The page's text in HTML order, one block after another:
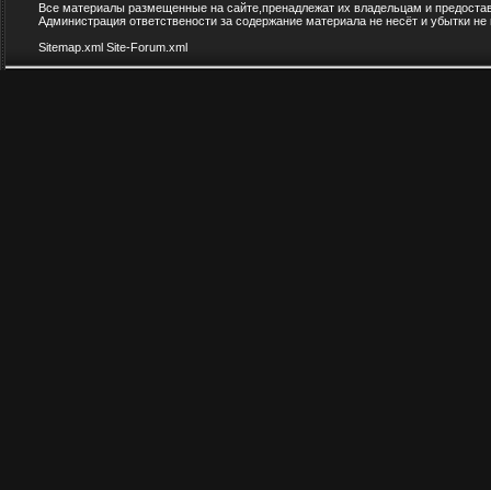
Все материалы размещенные на сайте,пренадлежат их владельцам и
Администрация ответствености за содержание материала не несёт и убытки
Sitemap.xml Site-Forum.xml